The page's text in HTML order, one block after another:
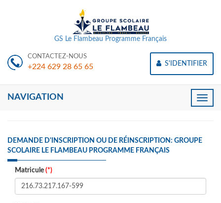
GS Le Flambeau Programme Français
CONTACTEZ-NOUS
+224 629 28 65 65 S'IDENTIFIER
Toggle
NAVIGATION
DEMANDE D'INSCRIPTION OU DE RÉINSCRIPTION: GROUPE
SCOLAIRE LE FLAMBEAU PROGRAMME FRANÇAIS
Matricule (*)